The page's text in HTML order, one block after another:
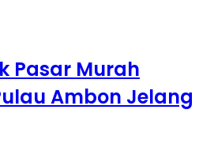
Pasar Murah
Ambon Jelang